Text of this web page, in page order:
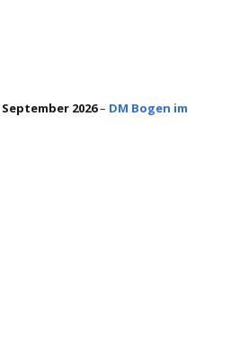
September 2026– DM Bogen im